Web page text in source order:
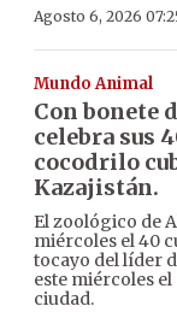
Agosto 6, 2026
Mundo Animal
Con bonete
celebra sus
cocodrilo
Kazajistán.
El zoológico de
miércoles el 40
tocayo del líder
este miércoles
ciudad.